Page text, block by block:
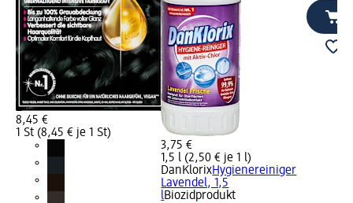
8,45 €
1 St (8,45 € je 1 St)
3,75 €
1,5 l (2,50 € je 1 l)
DanKlorixHygienereiniger
Lavendel, 1,5
lBiozidprodukt